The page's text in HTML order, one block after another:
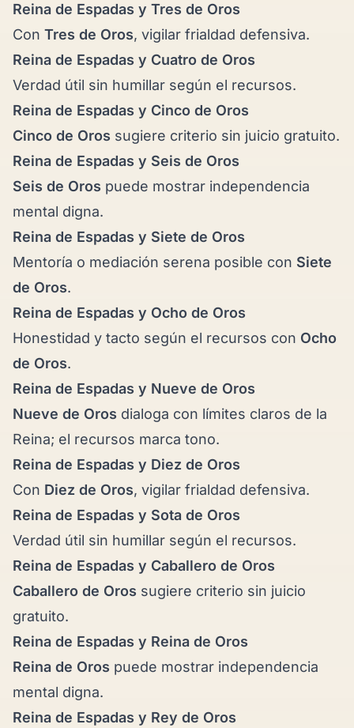
Reina de Espadas y Tres de Oros
Con Tres de Oros, vigilar frialdad defensiva.
Reina de Espadas y Cuatro de Oros
Verdad útil sin humillar según el recursos.
Reina de Espadas y Cinco de Oros
Cinco de Oros sugiere criterio sin juicio gratuito.
Reina de Espadas y Seis de Oros
Seis de Oros puede mostrar independencia
mental digna.
Reina de Espadas y Siete de Oros
Mentoría o mediación serena posible con Siete
de Oros.
Reina de Espadas y Ocho de Oros
Honestidad y tacto según el recursos con Ocho
de Oros.
Reina de Espadas y Nueve de Oros
Nueve de Oros dialoga con límites claros de la
Reina; el recursos marca tono.
Reina de Espadas y Diez de Oros
Con Diez de Oros, vigilar frialdad defensiva.
Reina de Espadas y Sota de Oros
Verdad útil sin humillar según el recursos.
Reina de Espadas y Caballero de Oros
Caballero de Oros sugiere criterio sin juicio
gratuito.
Reina de Espadas y Reina de Oros
Reina de Oros puede mostrar independencia
mental digna.
Reina de Espadas y Rey de Oros